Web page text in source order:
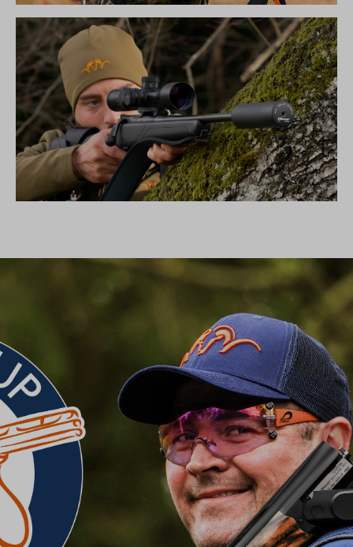
BLASER CUP 2026
Erleben Sie den Blaser Cup 2026 – eine exklusive Serie von
Wettkämpfen im Wurfscheibenschießen, die an vier
renommierten Standorten in Deutschland ausgetragen wird. Der
Blaser Cup bietet Schützen aller Klassen die Möglichkeit, ihre
Fähigkeiten im sportlichen Wettkampf unter Beweis zu stellen.